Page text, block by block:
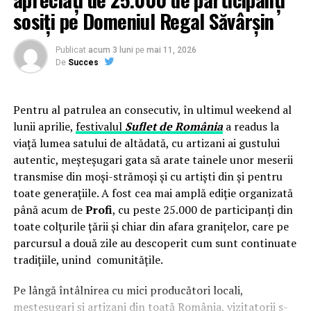
înmatriculare DB-07-FDA.
– Management defectuos (fiind revocat prin ordinul
ministrului Justitiei nr. 2726 din 10 iulie 2018), fiind
reintegrat in functia publica de director penitenciar
[Tribunalul Dâmbovița dând următoarea
dispozitivul sentinței nr. 859/11 07.2019 pronunțată în
dosarul nr. 567/120/2019 al Tribunalului Dâmbovița, în
sensul că dispune reintegrarea reclamantului în funcția
publică deținută, de director al Penitenciarului de femei
Targșoru Nou. Respinge cererea de obligare a pârâtului
la plata daunelor morale. Document: Hotarâre
1429/2019 03.12.2019.”]. De fapt, era a doua revocare și,
din motive misterioase, a revenit pe aceeași funcție, în
același loc.
Dacă organele de control ale dv., domnule ministru, s-ar
apleca cu obiectivitate asupra acestui caz, Stanciu Florin
ar trebui să “beneficieze” de o a treia revocare. Istoricul,
insa, nu ne incurajeaza sa speram intr-o “vitejie” din
sosiți pe Domeniul Regal Săvârșin
Publicat acum 3 luni pe mai 11, 2026
De Succes
Pentru al patrulea an consecutiv, în ultimul weekend al
lunii aprilie, festivalul Suflet de Româniaa readus la
viață lumea satului de altădată, cu artizani ai gustului
autentic, meșteșugari gata să arate tainele unor meserii
transmise din moși-strămoși și cu artiști din și pentru
toate generațiile. A fost cea mai amplă ediție organizată
până acum deProfi, cu peste 25.000 de participanți din
toate colțurile țării și chiar din afara granițelor, care pe
parcursul a două zile au descoperit cum sunt continuate
tradițiile, unind comunitățile.
Pe lângă întâlnirea cu mici producători locali,
meșteșugari și artizani din toată România, vizitatorii s-